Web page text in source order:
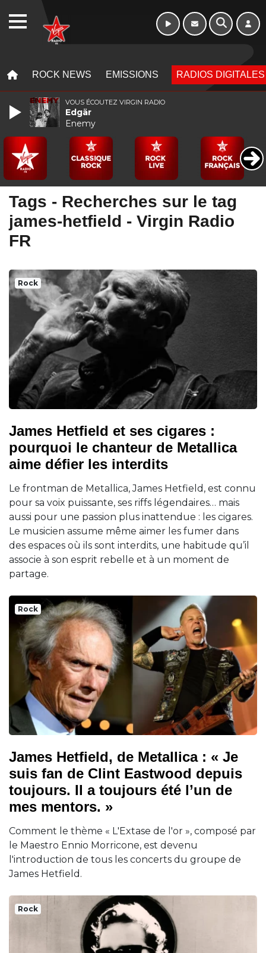
ROCK NEWS EMISSIONS RADIOS DIGITALES
Tags - Recherches sur le tag
james-hetfield - Virgin Radio
FR
Rock
James Hetfield et ses cigares :
pourquoi le chanteur de Metallica
aime défier les interdits
Le frontman de Metallica, James Hetfield, est connu
pour sa voix puissante, ses riffs légendaires… mais
aussi pour une passion plus inattendue : les cigares.
Le musicien assume même aimer les fumer dans
des espaces où ils sont interdits, une habitude qu’il
associe à son esprit rebelle et à un moment de
partage.
Rock
James Hetfield, de Metallica : « Je
suis fan de Clint Eastwood depuis
toujours. Il a toujours été l’un de
mes mentors. »
Comment le thème « L'Extase de l'or », composé par
le Maestro Ennio Morricone, est devenu
l'introduction de tous les concerts du groupe de
James Hetfield.
Rock
VOUS ÉCOUTEZ VIRGIN RADIO
Edgär
Enemy
WEBRADIO Week-end de 16h
à 20h